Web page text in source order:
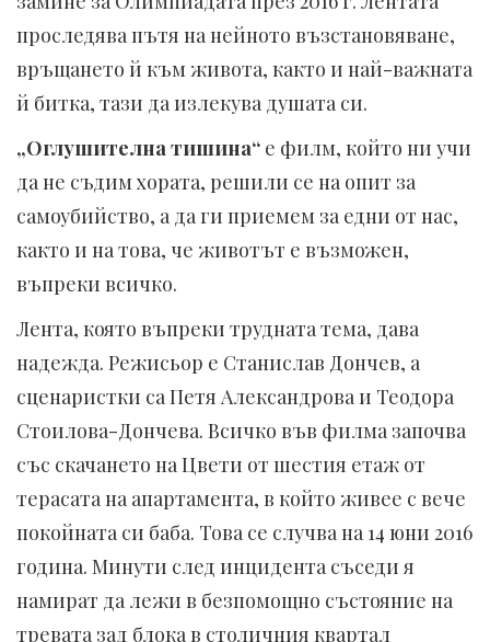
проследява пътя на нейното възстановяване,
връщането й към живота, както и най-важната
й битка, тази да излекува душата си.
„Оглушителна тишина“ е филм, който ни учи
да не съдим хората, решили се на опит за
самоубийство, а да ги приемем за едни от нас,
както и на това, че животът е възможен,
въпреки всичко.
Лента, която въпреки трудната тема, дава
надежда. Режисьор е Станислав Дончев, а
сценаристки са Петя Александрова и Теодора
Стоилова-Дончева. Всичко във филма започва
със скачането на Цвети от шестия етаж от
терасата на апартамента, в който живее с вече
покойната си баба. Това се случва на 14 юни 2016
година. Минути след инцидента съседи я
намират да лежи в безпомощно състояние на
тревата зад блока в столичния квартал